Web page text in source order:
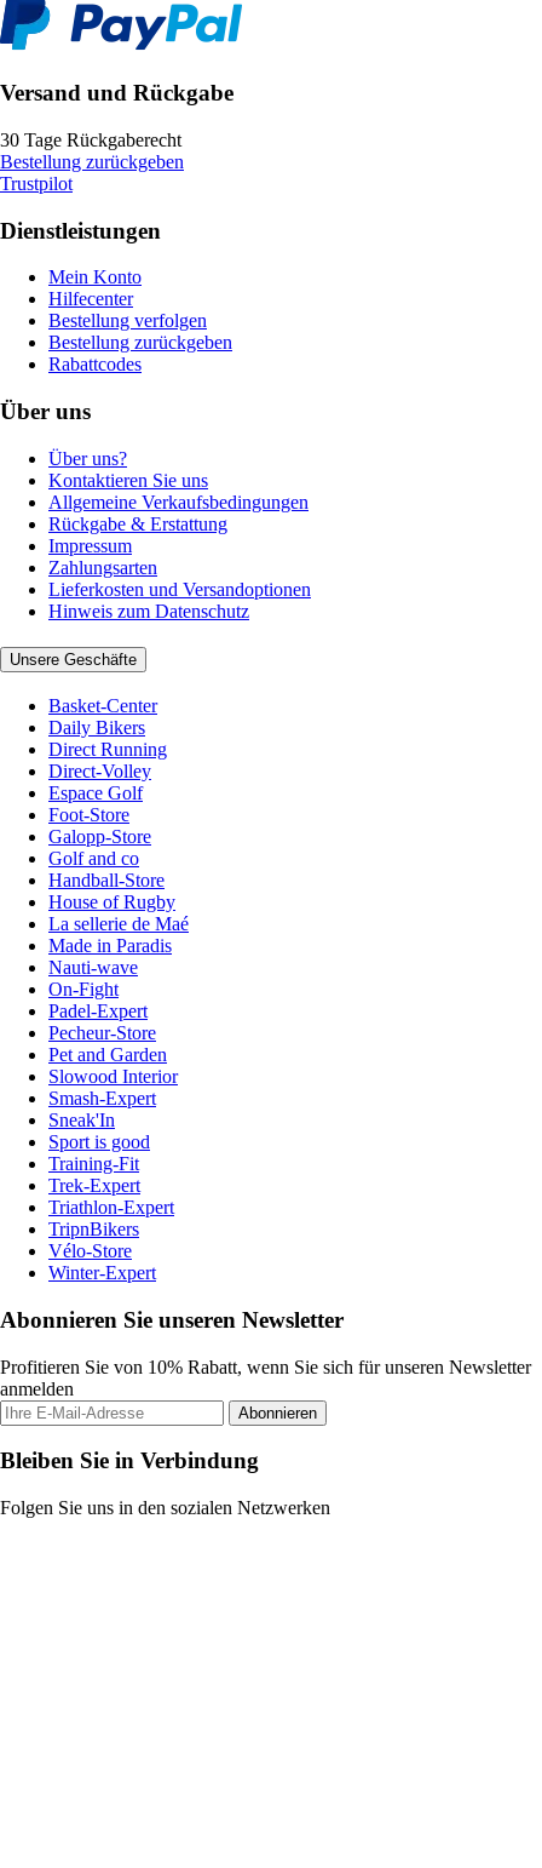
Versand und Rückgabe
30 Tage Rückgaberecht
Bestellung zurückgeben
Trustpilot
Dienstleistungen
Mein Konto
Hilfecenter
Bestellung verfolgen
Bestellung zurückgeben
Rabattcodes
Über uns
Über uns?
Kontaktieren Sie uns
Allgemeine Verkaufsbedingungen
Rückgabe & Erstattung
Impressum
Zahlungsarten
Lieferkosten und Versandoptionen
Hinweis zum Datenschutz
Unsere Geschäfte
Basket-Center
Daily Bikers
Direct Running
Direct-Volley
Espace Golf
Foot-Store
Galopp-Store
Golf and co
Handball-Store
House of Rugby
La sellerie de Maé
Made in Paradis
Nauti-wave
On-Fight
Padel-Expert
Pecheur-Store
Pet and Garden
Slowood Interior
Smash-Expert
Sneak'In
Sport is good
Training-Fit
Trek-Expert
Triathlon-Expert
TripnBikers
Vélo-Store
Winter-Expert
Abonnieren Sie unseren Newsletter
Profitieren Sie von 10% Rabatt, wenn Sie sich für unseren Newsletter
anmelden
Abonnieren
Bleiben Sie in Verbindung
Folgen Sie uns in den sozialen Netzwerken